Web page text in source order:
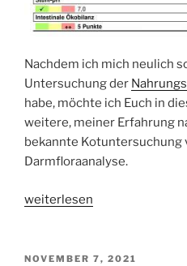
Nachdem ich mich neulich
Untersuchung der
habe, möchte ich Euch in
weitere, meiner Erfahrung
bekannte Kotuntersuchung
Darmfloraanalyse.
„Darmfloraanalyse“
weiterlesen
VERÖFFENTLICHT
NOVEMBER 7, 2021